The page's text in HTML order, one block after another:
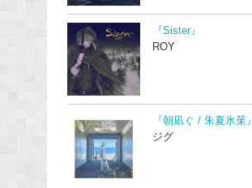
『Sister』
ROY
『朝凪ぐ / 朱夏氷菓』
ジグ